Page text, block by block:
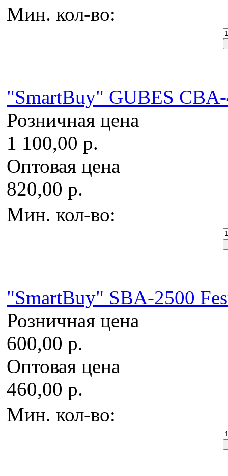
Мин. кол-во:
"SmartBuy" GUBES
Розничная цена
1 100,00 р.
Оптовая цена
820,00 р.
Мин. кол-во:
"SmartBuy" SBA-2500
Розничная цена
600,00 р.
Оптовая цена
460,00 р.
Мин. кол-во: